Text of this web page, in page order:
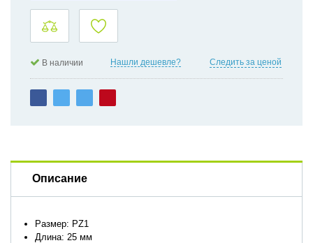
В наличии Нашли дешевле? Следить за ценой
Описание
Размер: PZ1
Длина: 25 мм